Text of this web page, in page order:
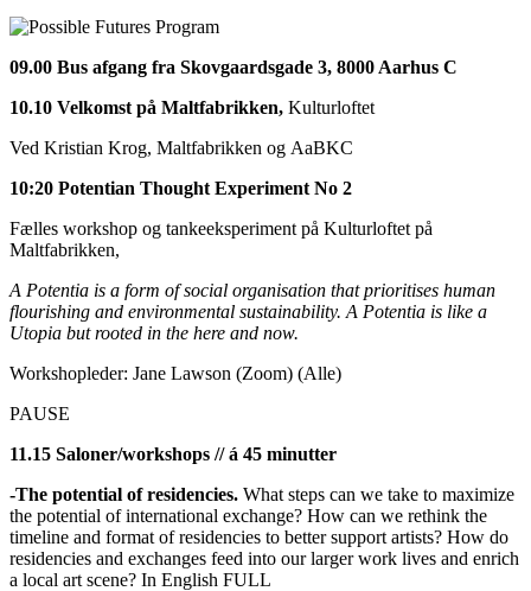
09.00 Bus afgang fra Skovgaardsgade 3, 8000 Aarhus C
10.10 Velkomst på Maltfabrikken, Kulturloftet
Ved Kristian Krog, Maltfabrikken og AaBKC
10:20 Potentian Thought Experiment No 2
Fælles workshop og tankeeksperiment på Kulturloftet på
Maltfabrikken,
A Potentia is a form of social organisation that prioritises human
flourishing and environmental sustainability. A Potentia is like a
Utopia but rooted in the here and now.
Workshopleder: Jane Lawson (Zoom) (Alle)
PAUSE
11.15 Saloner/workshops // á 45 minutter
-The potential of residencies. What steps can we take to maximize
the potential of international exchange? How can we rethink the
timeline and format of residencies to better support artists? How do
residencies and exchanges feed into our larger work lives and enrich
a local art scene? In English FULL